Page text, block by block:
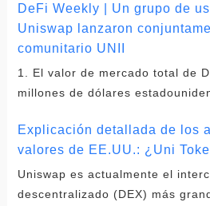
DeFi Weekly | Un grupo de
Uniswap lanzaron
comunitario UNII
1. El valor de mercado total de
millones de dólares
Explicación detallada de los
valores de EE.UU.: ¿Uni
Uniswap es actualmente el
descentralizado (DEX) más